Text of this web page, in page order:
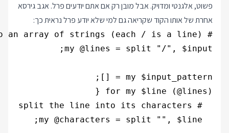
פשוט, אלגנטי ומדויק. אבל מובן רק אם אתם יודעים פרל. אגב גירסא
אחרת של אותו הקוד שקריאה גם למי שלא יודע פרל נראית כך: